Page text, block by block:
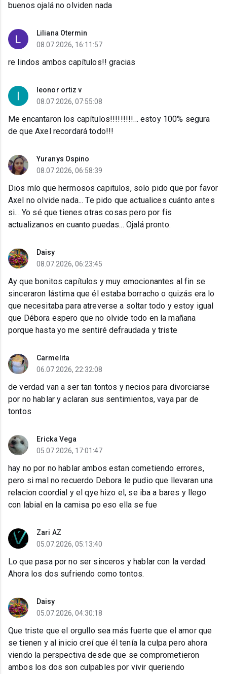
buenos ojalá no olviden nada
Liliana Otermin
08.07.2026, 16:11:57
re lindos ambos capítulos!! gracias
leonor ortiz v
08.07.2026, 07:55:08
Me encantaron los capítulos!!!!!!!!!... estoy 100% segura
de que Axel recordará todo!!!
Yuranys Ospino
08.07.2026, 06:58:39
Dios mío que hermosos capitulos, solo pido que por favor
Axel no olvide nada... Te pido que actualices cuánto antes
si... Yo sé que tienes otras cosas pero por fis
actualizanos en cuanto puedas... Ojalá pronto.
Daisy
08.07.2026, 06:23:45
Ay que bonitos capítulos y muy emocionantes al fin se
sinceraron lástima que él estaba borracho o quizás era lo
que necesitaba para atreverse a soltar todo y estoy igual
que Débora espero que no olvide todo en la mañana
porque hasta yo me sentiré defraudada y triste
Carmelita
06.07.2026, 22:32:08
de verdad van a ser tan tontos y necios para divorciarse
por no hablar y aclaran sus sentimientos, vaya par de
tontos
Ericka Vega
05.07.2026, 17:01:47
hay no por no hablar ambos estan cometiendo errores,
pero si mal no recuerdo Debora le pudio que llevaran una
relacion coordial y el qye hizo el, se iba a bares y llego
con labial en la camisa po eso ella se fue
Zari AZ
05.07.2026, 05:13:40
Lo que pasa por no ser sinceros y hablar con la verdad.
Ahora los dos sufriendo como tontos.
Daisy
05.07.2026, 04:30:18
Que triste que el orgullo sea más fuerte que el amor que
se tienen y al inicio creí que él tenía la culpa pero ahora
viendo la perspectiva desde que se comprometieron
ambos los dos son culpables por vivir queriendo